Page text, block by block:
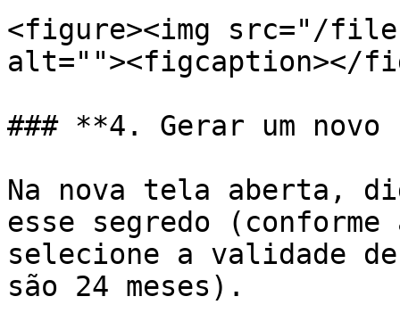
<figure><img src="/
alt=""><figcaption></
### **4. Gerar um novo
Na nova tela aberta,
esse segredo
selecione a validade
são 24 meses).